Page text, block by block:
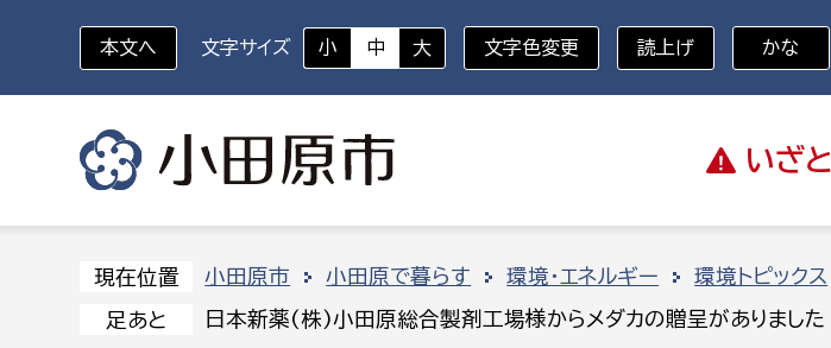
いざと
いざというときに
対象者を選択 分野を選択
組織から探す
部に属さない室 企画部
本文へ 文字サイズ 小 中 大 文字色変更 読上げ かな
現在位置 小田原市 小田原で暮らす 環境・エネルギー 環境トピックス
足あと 日本新薬(株)小田原総合製剤工場様からメダカの贈呈がありました